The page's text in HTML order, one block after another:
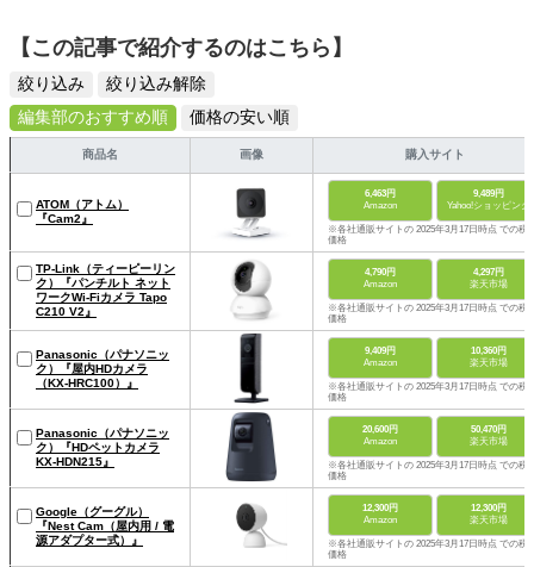
【この記事で紹介するのはこちら】
絞り込み
絞り込み解除
編集部のおすすめ順
価格の安い順
商品名 画像 購入サイト
ATOM（アトム）
『Cam2』
6,463円
Amazon
9,489円
Yahoo!ショッピング
※各社通販サイトの 2025年3月17日時点 での税
価格
TP-Link（ティーピーリン
ク）『パンチルト ネット
ワークWi-Fiカメラ Tapo
C210 V2』
4,790円
Amazon
4,297円
楽天市場
※各社通販サイトの 2025年3月17日時点 での税
価格
Panasonic（パナソニッ
ク）『屋内HDカメラ
（KX-HRC100）』
9,409円
Amazon
10,360円
楽天市場
※各社通販サイトの 2025年3月17日時点 での税
価格
Panasonic（パナソニッ
ク）『HDペットカメラ
KX-HDN215』
20,600円
Amazon
50,470円
楽天市場
※各社通販サイトの 2025年3月17日時点 での税
価格
Google（グーグル）
『Nest Cam（屋内用 / 電
源アダプター式）』
12,300円
Amazon
12,300円
楽天市場
※各社通販サイトの 2025年3月17日時点 での税
価格